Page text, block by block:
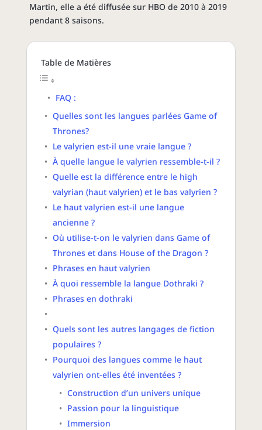
Martin, elle a été diffusée sur HBO de 2010 à 2019
pendant 8 saisons.
Table de Matières
FAQ :
Quelles sont les langues parlées Game of
Thrones?
Le valyrien est-il une vraie langue ?
À quelle langue le valyrien ressemble-t-il ?
Quelle est la différence entre le high
valyrian (haut valyrien) et le bas valyrien ?
Le haut valyrien est-il une langue
ancienne ?
Où utilise-t-on le valyrien dans Game of
Thrones et dans House of the Dragon ?
Phrases en haut valyrien
À quoi ressemble la langue Dothraki ?
Phrases en dothraki
Quels sont les autres langages de fiction
populaires ?
Pourquoi des langues comme le haut
valyrien ont-elles été inventées ?
Construction d’un univers unique
Passion pour la linguistique
Immersion